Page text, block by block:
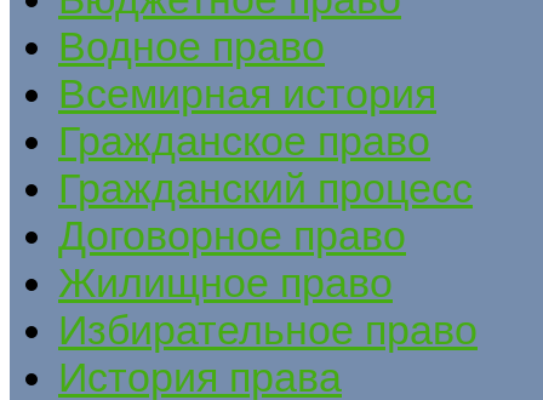
Водное право
Всемирная история
Гражданское право
Гражданский процесс
Договорное право
Жилищное право
Избирательное право
История права